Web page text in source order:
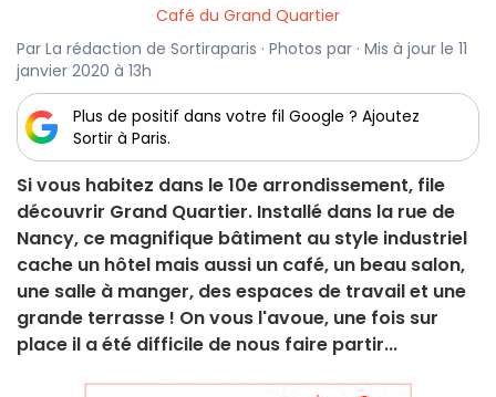
Café du Grand Quartier
Par La rédaction de Sortiraparis · Photos par · Mis à jour le 11
janvier 2020 à 13h
Plus de positif dans votre fil Google ? Ajoutez
Sortir à Paris.
Si vous habitez dans le 10e arrondissement, file
découvrir Grand Quartier. Installé dans la rue de
Nancy, ce magnifique bâtiment au style industriel
cache un hôtel mais aussi un café, un beau salon,
une salle à manger, des espaces de travail et une
grande terrasse ! On vous l'avoue, une fois sur
place il a été difficile de nous faire partir...